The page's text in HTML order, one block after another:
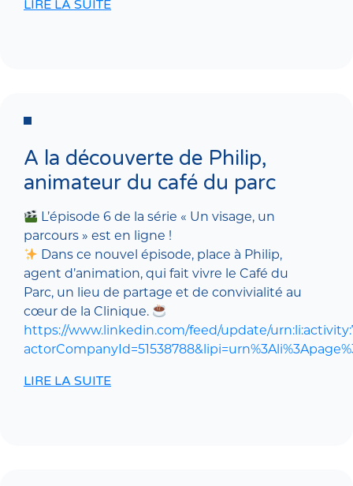
LIRE LA SUITE
A la découverte de Philip,
animateur du café du parc
L’épisode 6 de la série « Un visage, un
parcours » est en ligne !
Dans ce nouvel épisode, place à Philip,
agent d’animation, qui fait vivre le Café du
Parc, un lieu de partage et de convivialité au
cœur de la Clinique.
https://www.linkedin.com/feed/update/
LIRE LA SUITE